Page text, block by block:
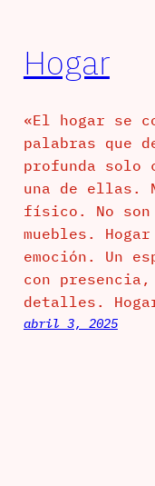
Hogar
«El hogar se
palabras que
profunda solo
una de ellas.
físico. No son
muebles.
emoción. Un
con
detalles.
abril 3, 2025